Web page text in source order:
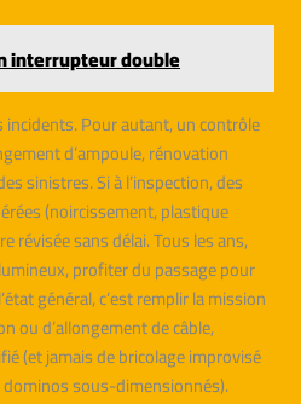
interrupteur double
incidents. Pour autant, un contrôle
d’ampoule, rénovation
sinistres. Si à l’inspection, des
(noircissement, plastique
révisée sans délai. Tous les ans,
profiter du passage pour
général, c’est remplir la mission
ou d’allongement de câble,
(et jamais de bricolage improvisé
sous-dimensionnés).